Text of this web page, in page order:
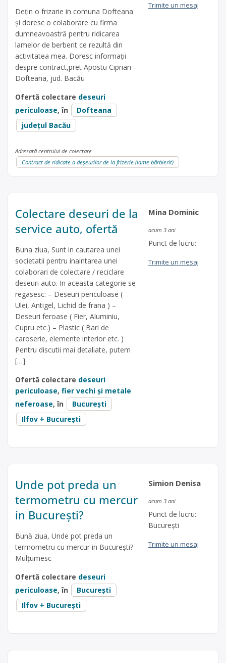
Dețin o frizarie in comuna Dofteana
și doresc o colaborare cu firma
dumneavoastră pentru ridicarea
lamelor de berberit ce rezultă din
activitatea mea. Doresc informații
despre contract,pret Apostu Ciprian –
Dofteana, jud. Bacău
Ofertă colectare deseuri
periculoase, în
Dofteana
județul Bacău
Trimite un mesaj
Adresată centrului de colectare
Contract de ridicate a deșeurilor de la frizerie (lame bărbierit)
Colectare deseuri de la
service auto, ofertă
Buna ziua, Sunt in cautarea unei
societatii pentru inaintarea unei
colaborari de colectare / reciclare
deseuri auto. In aceasta categorie se
regasesc: – Deseuri periculoase (
Ulei, Antigel, Lichid de frana ) –
Deseuri feroase ( Fier, Aluminiu,
Cupru etc.) – Plastic ( Bari de
caroserie, elemente interior etc. )
Pentru discutii mai detaliate, putem
[…]
Ofertă colectare deseuri
periculoase, fier vechi și metale
neferoase, în
București
Ilfov + București
Mina Dominic
acum 3 ani
Punct de lucru: -
Trimite un mesaj
Unde pot preda un
termometru cu mercur
in București?
Bună ziua, Unde pot preda un
termometru cu mercur in București?
Mulțumesc
Ofertă colectare deseuri
periculoase, în
București
Ilfov + București
Simion Denisa
acum 3 ani
Punct de lucru:
București
Trimite un mesaj